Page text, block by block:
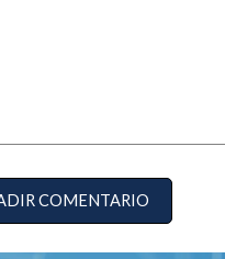
COMENTARIO